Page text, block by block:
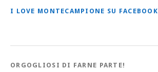
I LOVE MONTECAMPIONE SU FACEBOOK
ORGOGLIOSI DI FARNE PARTE!